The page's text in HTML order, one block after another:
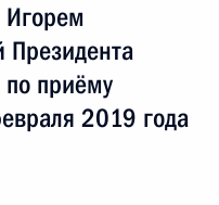
Игорем
приёму
2019 года